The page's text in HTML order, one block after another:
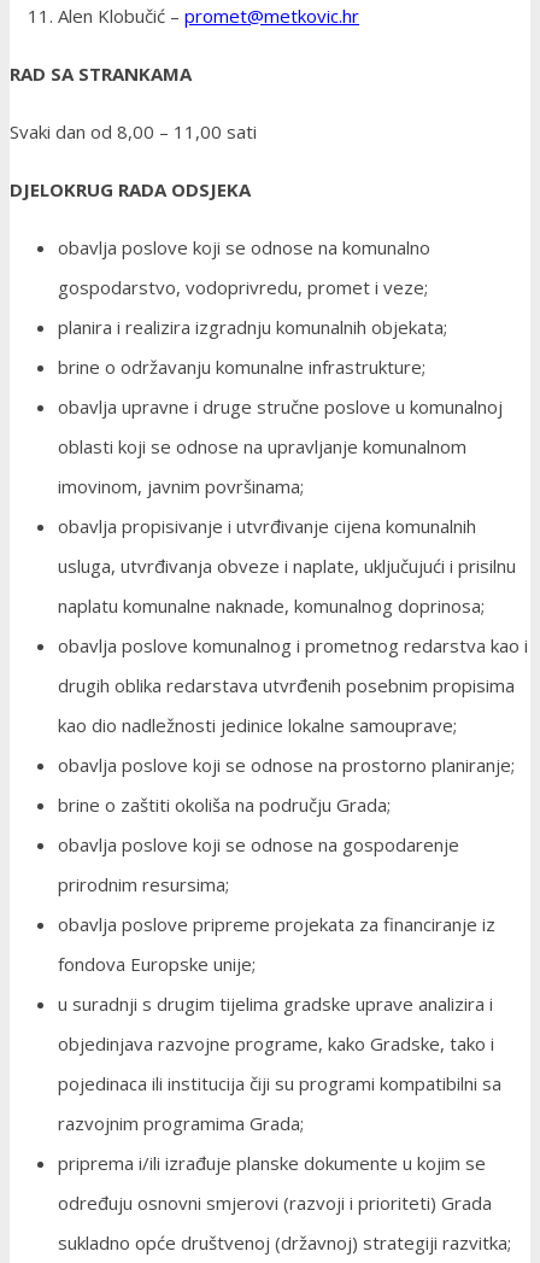
Alen Klobučić – promet@metkovic.hr
RAD SA STRANKAMA
Svaki dan od 8,00 – 11,00 sati
DJELOKRUG RADA ODSJEKA
obavlja poslove koji se odnose na komunalno
gospodarstvo, vodoprivredu, promet i veze;
planira i realizira izgradnju komunalnih objekata;
brine o održavanju komunalne infrastrukture;
obavlja upravne i druge stručne poslove u komunalnoj
oblasti koji se odnose na upravljanje komunalnom
imovinom, javnim površinama;
obavlja propisivanje i utvrđivanje cijena komunalnih
usluga, utvrđivanja obveze i naplate, uključujući i prisilnu
naplatu komunalne naknade, komunalnog doprinosa;
obavlja poslove komunalnog i prometnog redarstva kao i
drugih oblika redarstava utvrđenih posebnim propisima
kao dio nadležnosti jedinice lokalne samouprave;
obavlja poslove koji se odnose na prostorno planiranje;
brine o zaštiti okoliša na području Grada;
obavlja poslove koji se odnose na gospodarenje
prirodnim resursima;
obavlja poslove pripreme projekata za financiranje iz
fondova Europske unije;
u suradnji s drugim tijelima gradske uprave analizira i
objedinjava razvojne programe, kako Gradske, tako i
pojedinaca ili institucija čiji su programi kompatibilni sa
razvojnim programima Grada;
priprema i/ili izrađuje planske dokumente u kojim se
određuju osnovni smjerovi (razvoji i prioriteti) Grada
sukladno opće društvenoj (državnoj) strategiji razvitka;